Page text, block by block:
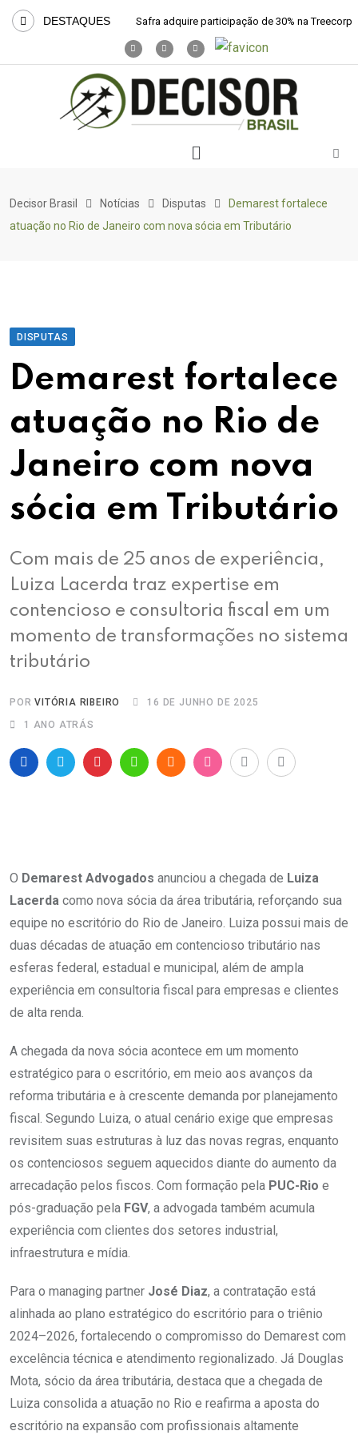
DESTAQUES Safra adquire participação de 30% na Treecorp
Decisor Brasil Notícias Disputas
Demarest fortalece
atuação no Rio de Janeiro com nova sócia em Tributário
DISPUTAS
Demarest fortalece
atuação no Rio de
Janeiro com nova
sócia em Tributário
Com mais de 25 anos de experiência,
Luiza Lacerda traz expertise em
contencioso e consultoria fiscal em um
momento de transformações no sistema
tributário
PORVITÓRIA RIBEIRO
16 DE JUNHO DE 2025
1 ANO ATRÁS
O Demarest Advogados anunciou a chegada de Luiza
Lacerda como nova sócia da área tributária, reforçando sua
equipe no escritório do Rio de Janeiro. Luiza possui mais de
duas décadas de atuação em contencioso tributário nas
esferas federal, estadual e municipal, além de ampla
experiência em consultoria fiscal para empresas e clientes
de alta renda.
A chegada da nova sócia acontece em um momento
estratégico para o escritório, em meio aos avanços da
reforma tributária e à crescente demanda por planejamento
fiscal. Segundo Luiza, o atual cenário exige que empresas
revisitem suas estruturas à luz das novas regras, enquanto
os contenciosos seguem aquecidos diante do aumento da
arrecadação pelos fiscos. Com formação pela PUC-Rio e
pós-graduação pela FGV, a advogada também acumula
experiência com clientes dos setores industrial,
infraestrutura e mídia.
Para o managing partner José Diaz, a contratação está
alinhada ao plano estratégico do escritório para o triênio
2024–2026, fortalecendo o compromisso do Demarest com
excelência técnica e atendimento regionalizado. Já Douglas
Mota, sócio da área tributária, destaca que a chegada de
Luiza consolida a atuação no Rio e reafirma a aposta do
escritório na expansão com profissionais altamente